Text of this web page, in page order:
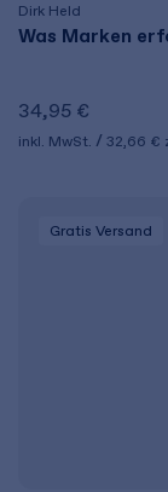
Dirk Held
Was Marken
34,95 €
inkl. MwSt. 32,66 €
Gratis Versand